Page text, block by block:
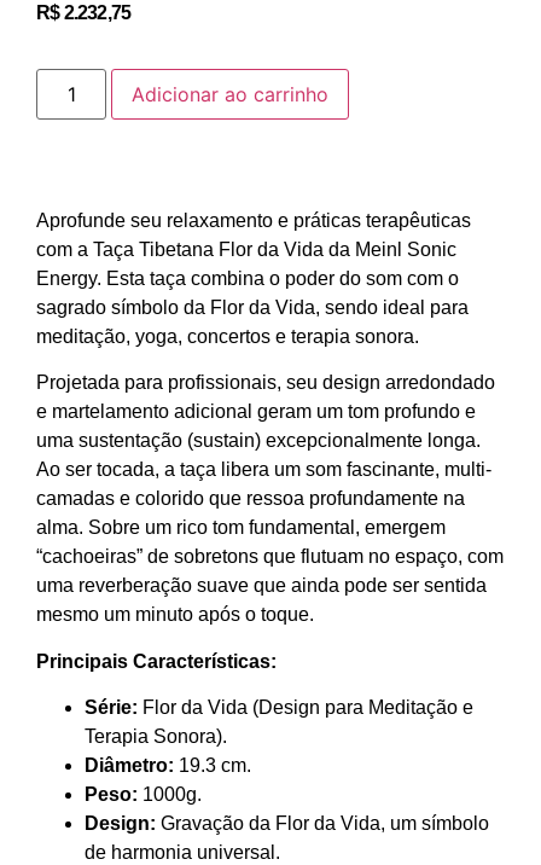
R$2.232,75
Adicionar ao carrinho
Aprofunde seu relaxamento e práticas terapêuticas
com a Taça Tibetana Flor da Vida da Meinl Sonic
Energy. Esta taça combina o poder do som com o
sagrado símbolo da Flor da Vida, sendo ideal para
meditação, yoga, concertos e terapia sonora.
Projetada para profissionais, seu design arredondado
e martelamento adicional geram um tom profundo e
uma sustentação (sustain) excepcionalmente longa.
Ao ser tocada, a taça libera um som fascinante, multi-
camadas e colorido que ressoa profundamente na
alma. Sobre um rico tom fundamental, emergem
“cachoeiras” de sobretons que flutuam no espaço, com
uma reverberação suave que ainda pode ser sentida
mesmo um minuto após o toque.
Principais Características:
Série: Flor da Vida (Design para Meditação e
Terapia Sonora).
Diâmetro: 19.3 cm.
Peso: 1000g.
Design: Gravação da Flor da Vida, um símbolo
de harmonia universal.